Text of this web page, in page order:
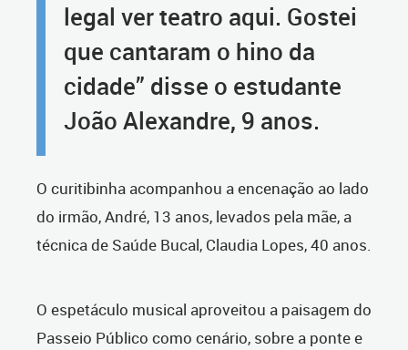
legal ver teatro aqui. Gostei
que cantaram o hino da
cidade” disse o estudante
João Alexandre, 9 anos.
O curitibinha acompanhou a encenação ao lado
do irmão, André, 13 anos, levados pela mãe, a
técnica de Saúde Bucal, Claudia Lopes, 40 anos.
O espetáculo musical aproveitou a paisagem do
Passeio Público como cenário, sobre a ponte e